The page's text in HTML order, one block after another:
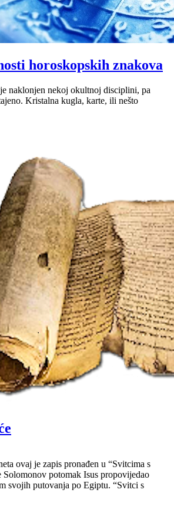
horoskopskih znakova
naklonjen nekoj okultnoj disciplini, pa
Kristalna kugla, karte, ili nešto
ovaj je zapis pronađen u “Svitcima s
Solomonov potomak Isus propovijedao
svojih putovanja po Egiptu. “Svitci s